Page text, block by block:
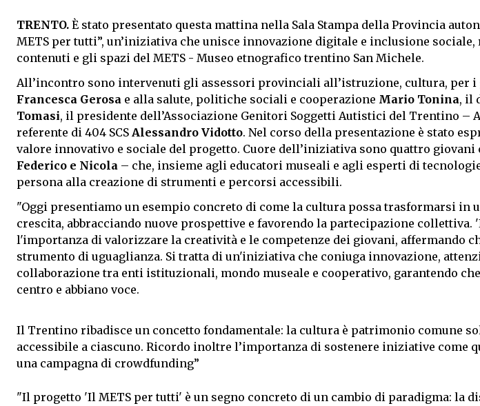
TRENTO. È stato presentato questa mattina nella Sala Stampa della Provincia
METS per tutti”, un’iniziativa che unisce innovazione digitale e inclusione
contenuti e gli spazi del METS - Museo etnografico trentino San Michele.
All’incontro sono intervenuti gli assessori provinciali all’istruzione, cultura, per
Francesca Gerosa e alla salute, politiche sociali e cooperazione Mario Tonina, il
Tomasi, il presidente dell’Associazione Genitori Soggetti Autistici del Trentino –
referente di 404 SCS Alessandro Vidotto. Nel corso della presentazione è stato
valore innovativo e sociale del progetto. Cuore dell’iniziativa sono quattro giovani
Federico e Nicola – che, insieme agli educatori museali e agli esperti di
persona alla creazione di strumenti e percorsi accessibili.
"Oggi presentiamo un esempio concreto di come la cultura possa trasformarsi in
crescita, abbracciando nuove prospettive e favorendo la partecipazione
l'importanza di valorizzare la creatività e le competenze dei giovani, affermando
strumento di uguaglianza. Si tratta di un'iniziativa che coniuga innovazione,
collaborazione tra enti istituzionali, mondo museale e cooperativo, garantendo
centro e abbiano voce.
Il Trentino ribadisce un concetto fondamentale: la cultura è patrimonio comune
accessibile a ciascuno. Ricordo inoltre l’importanza di sostenere iniziative come
una campagna di crowdfunding”
"Il progetto 'Il METS per tutti' è un segno concreto di un cambio di paradigma: la